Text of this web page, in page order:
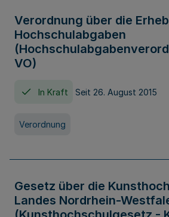
Verordnung über die
Hochschulabgaben
VO)
In Kraft Seit 26. August 2015
Verordnung
Gesetz über die
Landes Nordrhein-